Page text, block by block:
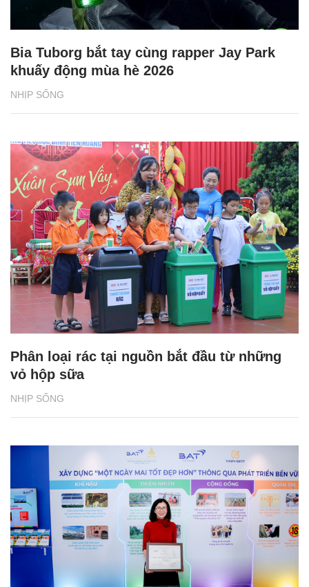
NHỊP SỐNG
Bia Tuborg bắt tay cùng rapper Jay Park
khuấy động mùa hè 2026
NHỊP SỐNG
Phân loại rác tại nguồn bắt đầu từ những
vỏ hộp sữa